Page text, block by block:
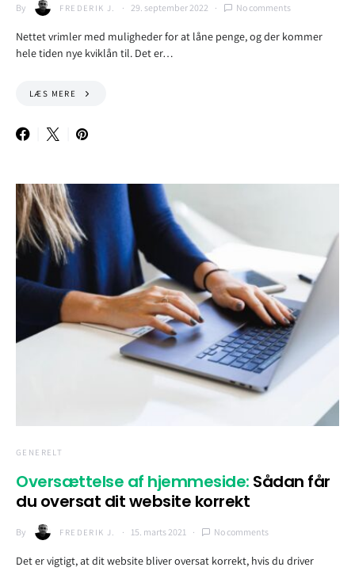
By FREDERIK J. 29. september 2022 No comments
Nettet vrimler med muligheder for at låne penge, og der kommer
hele tiden nye kviklån til. Det er…
LÆS MERE
GENERELT
Oversættelse af hjemmeside: Sådan får
du oversat dit website korrekt
By FREDERIK J. 15. marts 2021 No comments
Det er vigtigt, at dit website bliver oversat korrekt, hvis du driver